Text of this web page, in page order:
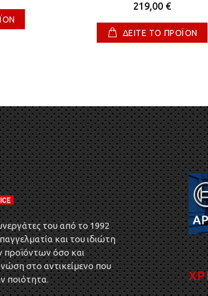
219,00 €
ΔΕΙΤΕ ΤΟ ΠΡΟΪΟΝ
του από το 1992
και του ιδιώτη
προϊόντων όσο και
στο αντικείμενο που
ποιότητα.